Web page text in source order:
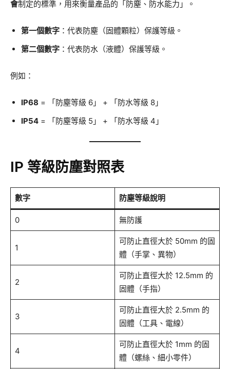
會制定的標準，用來衡量產品的「防塵、防水能力」。
第一個數字 ：代表防塵（固體顆粒）保護等級。
第二個數字 ：代表防水（液體）保護等級。
例如：
IP68 = 「防塵等級 6」 + 「防水等級 8」
IP54 = 「防塵等級 5」 + 「防水等級 4」
IP 等級防塵對照表
數字 防塵等級說明
0 無防護
1
可防止直徑大於 50mm 的固
體（手掌、異物）
2
可防止直徑大於 12.5mm 的
固體（手指）
3
可防止直徑大於 2.5mm 的
固體（工具、電線）
4
可防止直徑大於 1mm 的固
體（螺絲、細小零件）